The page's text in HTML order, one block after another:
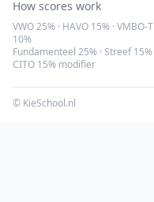
How scores work
VWO 25% · HAVO 15% · VMBO-T
10%
Fundamenteel 25% · Streef 15%
CITO 15% modifier
© KieSchool.nl